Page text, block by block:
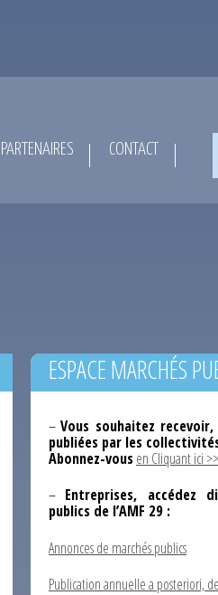
PARTENAIRES CONTACT
ESPACE MARCHÉS
–Vous souhaitez
publiées par les
Abonnez-vousen Cliquant ici
– Entreprises, accédez
publics de l’AMF 29 :
Annonces de marchés publics
Publication annuelle a posteriori,